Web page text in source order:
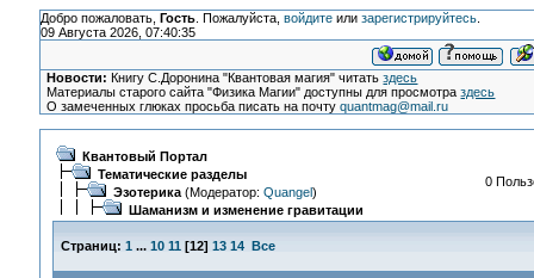
Добро пожаловать, Гость. Пожалуйста, войдитеили зарегистрируйтесь.
09 Августа 2026, 07:40:35
Новости: Книгу С.Доронина "Квантовая магия" читатьздесь
Материалы старого сайта "Физика Магии" доступны для просмотраздесь
О замеченных глюках просьба писать на почтуquantmag@mail.ru
Квантовый Портал
Тематические разделы
Эзотерика(Модератор: Quangel)
Шаманизм и изменение гравитации
0
Страниц: 1 ... 10 11 [12] 13 14 Все